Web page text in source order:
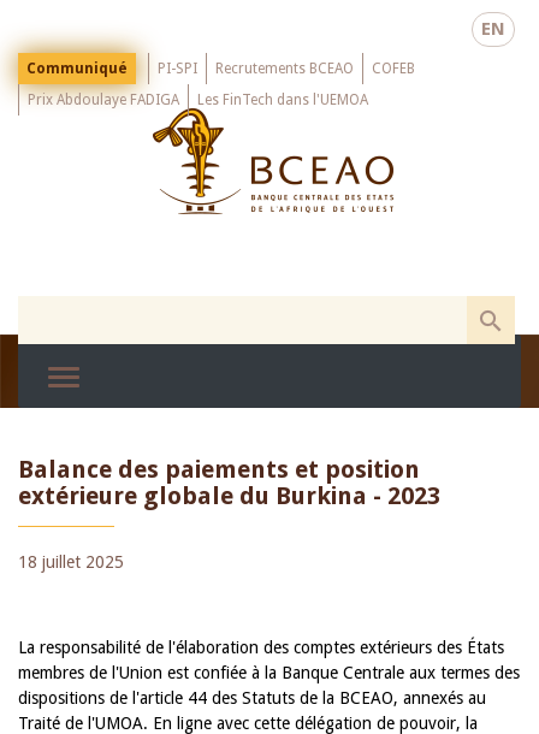
main
content
EN
Menu
Top
Communiqué PI-SPI Recrutements BCEAO
COFEB
Prix Abdoulaye FADIGA
Les FinTech dans l'UEMOA
Balance des paiements et position
extérieure globale du Burkina - 2023
18 juillet 2025
La responsabilité de l'élaboration des comptes extérieurs des États
membres de l'Union est confiée à la Banque Centrale aux termes des
dispositions de l'article 44 des Statuts de la BCEAO, annexés au
Traité de l'UMOA. En ligne avec cette délégation de pouvoir, la